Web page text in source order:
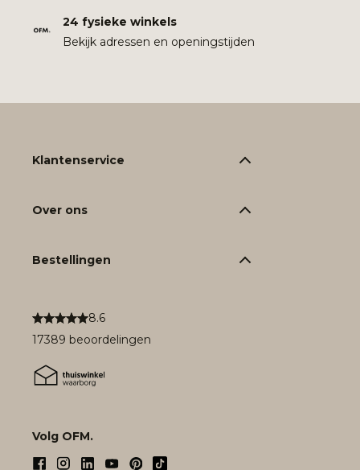
24 fysieke winkels
Bekijk adressen en openingstijden
8.6
17389 beoordelingen
Volg OFM.
Klantenservice
Over ons
Bestellingen